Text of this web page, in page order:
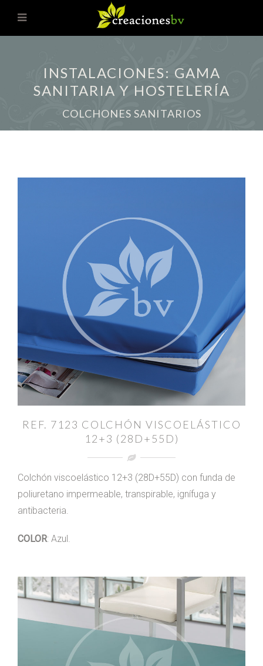
INSTALACIONES: GAMA
SANITARIA Y HOSTELERÍA
COLCHONES SANITARIOS
REF. 7123 COLCHÓN VISCOELÁSTICO
12+3 (28D+55D)
Colchón viscoelástico 12+3 (28D+55D) con funda de
poliuretano impermeable, transpirable, ignífuga y
antibacteria.
COLOR: Azul.